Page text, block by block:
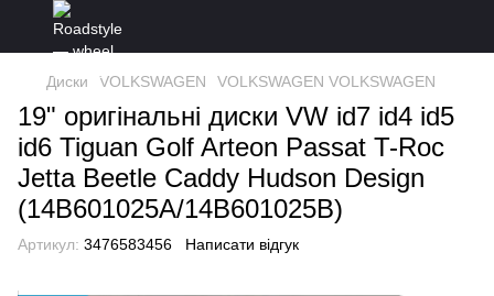
Диски VOLKSWAGEN VOLKSWAGEN VOLKSWAGEN
19" оригінальні диски VW id7 id4 id5
id6 Tiguan Golf Arteon Passat T-Roc
Jetta Beetle Caddy Hudson Design
(14B601025A/14B601025B)
Артикул: 3476583456 Написати відгук